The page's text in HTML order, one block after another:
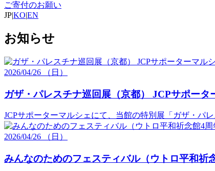
ご寄付のお願い
JP|KO|EN
お知らせ
2026/04/26 （日）
ガザ・パレスチナ巡回展（京都） JCPサポータ
JCPサポーターマルシェにて、当館の特別展「ガザ・
2026/04/26 （日）
みんなのためのフェスティバル（ウトロ平和祈